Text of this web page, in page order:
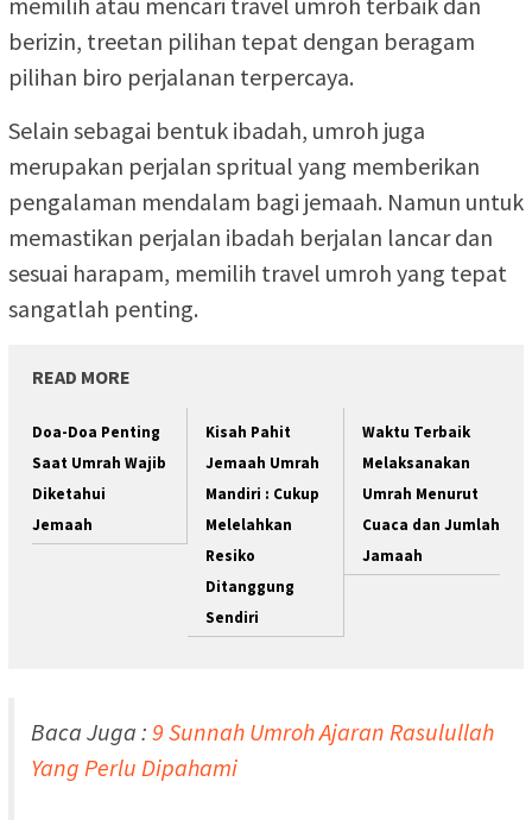
berizin, treetan pilihan tepat dengan beragam
pilihan biro perjalanan terpercaya.
Selain sebagai bentuk ibadah, umroh juga
merupakan perjalan spritual yang memberikan
pengalaman mendalam bagi jemaah. Namun untuk
memastikan perjalan ibadah berjalan lancar dan
sesuai harapam, memilih travel umroh yang tepat
sangatlah penting.
READ MORE
Doa-Doa Penting
Saat Umrah Wajib
Diketahui
Jemaah
Kisah Pahit
Jemaah Umrah
Mandiri : Cukup
Melelahkan
Resiko
Ditanggung
Sendiri
Waktu Terbaik
Melaksanakan
Umrah Menurut
Cuaca dan Jumlah
Jamaah
Baca Juga : 9 Sunnah Umroh Ajaran Rasulullah
Yang Perlu Dipahami